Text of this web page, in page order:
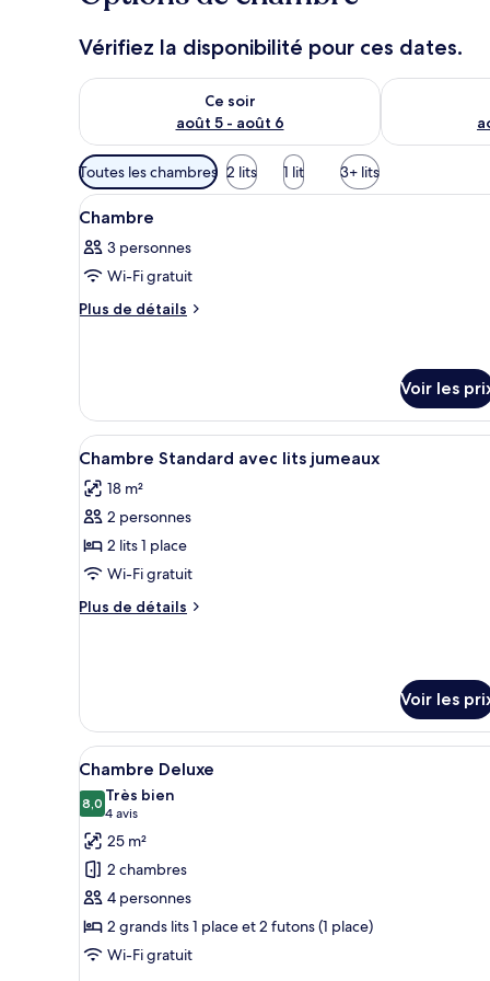
Vérifiez la disponibilité pour ces dates.
Ce soir
août 5 - août 6
Vérifier la disponibilité pour ce soir août 5 - août 6
Vérifier la
Filtres
disponibles
pour
chambres
Toutes les chambres 2 lits 1 lit 3+ lits
Afficher
toutes
les
photos
pour
chambre :
Chambre
Une chambre d’hôtel
1
Chambre
3 personnes
Wi-Fi gratuit
Plus de détails
Plus
type
de
chambre
Chambre
Voir les
Afficher
toutes
les
photos
pour
ce
type
de
avec
lits
jumeaux
Une chambre d’hôtel
3
Chambre Standard avec lits jumeaux
18 m²
2 personnes
2 lits 1 place
Wi-Fi gratuit
Plus de détails
Plus
de
chambre
Chambre
avec
lits
jumeaux
Voir les
Afficher
toutes
les
photos
pour
ce
type
de
chambre :
1 chambre, literie de qualité
5
Chambre Deluxe
8,08,0 sur 10
Très bien
4 avis
(4 avis)
25 m²
2 chambres
4 personnes
2 grands lits 1 place et 2 futons (1 place)
Wi-Fi gratuit